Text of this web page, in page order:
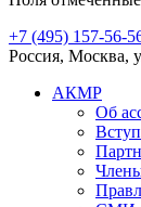
+7 (495) 157-56-
Россия, Москва,
АКМР
Об